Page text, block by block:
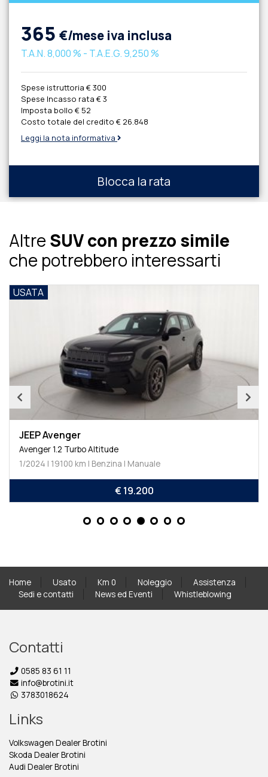
365 €/mese iva inclusa
T.A.N.8,000 % - T.A.E.G.9,250 %
Spese istruttoria € 300
Spese Incasso rata € 3
Imposta bollo € 52
Costo totale del credito € 26.848
Leggi la nota informativa
Blocca la rata
AltreSUV con prezzo simile
che potrebbero interessarti
USATA
JEEP Avenger
Avenger 1.2 Turbo Altitude
1/2024 | 19100 km | Benzina | Manuale
€ 19.200
Home Usato Km 0 Noleggio
Assistenza
Sedi e contatti
News ed Eventi Whistleblowing
Contatti
0585 83 61 11
info@brotini.it
3783018624
Links
Volkswagen Dealer Brotini
Skoda Dealer Brotini
Audi Dealer Brotini